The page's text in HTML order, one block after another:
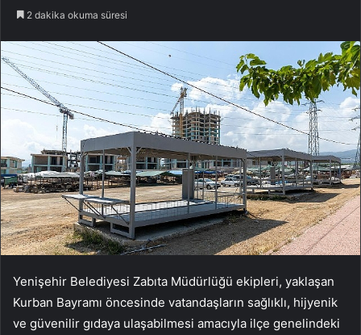
2 dakika okuma süresi
Yenişehir Belediyesi Zabıta Müdürlüğü ekipleri, yaklaşan
Kurban Bayramı öncesinde vatandaşların sağlıklı, hijyenik
ve güvenilir gıdaya ulaşabilmesi amacıyla ilçe genelindeki